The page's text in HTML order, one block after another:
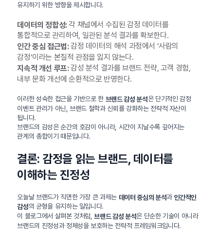
유지하기 위한 방향을 제시합니다.
데이터의 정합성:각 채널에서 수집된 감정 데이터를
통합적으로 관리하여, 일관된 분석 결과를 확보한다.
인간 중심 접근법:감정 데이터의 해석 과정에서 ‘사람의
감정’이라는 본질적 관점을 잃지 않는다.
지속적 개선 루프:감성 분석 결과를 브랜드 전략, 고객 경험,
내부 문화 개선에 순환적으로 반영한다.
이러한 성숙한 접근을 기반으로 한 브랜드 감성 분석은 단기적인 감정
이벤트 관리가 아닌, 브랜드 철학과 신뢰를 강화하는 전략적 자산이
됩니다.
브랜드의 감성은 순간의 호감이 아니라, 시간이 지날수록 깊어지는
관계의 총합이기 때문입니다.
결론: 감정을 읽는 브랜드, 데이터를
이해하는 진정성
오늘날 브랜드가 직면한 가장 큰 과제는 데이터 중심의 분석과 인간적인
감성의 균형을 유지하는 일입니다.
이 블로그에서 살펴본 것처럼,브랜드 감성 분석은 단순한 기술이 아니라
브랜드의 진정성과 정체성을 보호하는 전략적 프레임워크입니다.